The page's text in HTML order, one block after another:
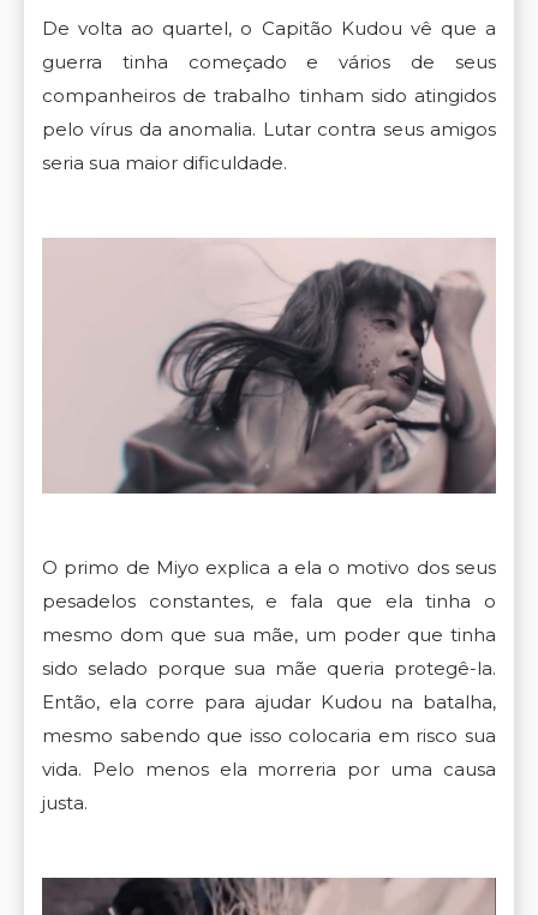
De volta ao quartel, o Capitão Kudou vê que a
guerra tinha começado e vários de seus
companheiros de trabalho tinham sido atingidos
pelo vírus da anomalia. Lutar contra seus amigos
seria sua maior dificuldade.
O primo de Miyo explica a ela o motivo dos seus
pesadelos constantes, e fala que ela tinha o
mesmo dom que sua mãe, um poder que tinha
sido selado porque sua mãe queria protegê-la.
Então, ela corre para ajudar Kudou na batalha,
mesmo sabendo que isso colocaria em risco sua
vida. Pelo menos ela morreria por uma causa
justa.